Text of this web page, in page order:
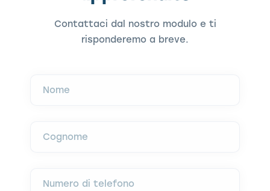
Contattaci dal nostro modulo e ti
risponderemo a breve.